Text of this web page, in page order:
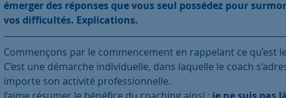
émerger des réponses que vous seul possédez pour
vos difficultés. Explications.
Commençons par le commencement en rappelant ce qu’est
C’est une démarche individuelle, dans laquelle le coach
importe son activité professionnelle.
J’aime résumer le bénéfice du coaching ainsi : je ne suis pas